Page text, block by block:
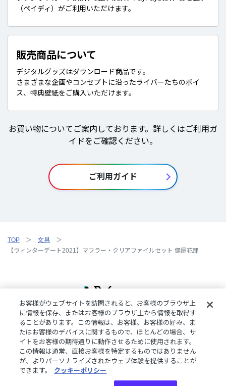
（ペイディ）がご利用いただけます。
販売商品について
デジタルグッズはダウンロード商品です。
さまざまな企画やコンセプトに沿ったライバーたちのボイ
ス、特典壁紙をご購入いただけます。
お買い物についてご案内しております。詳しくはご利用ガ
イドをご確認ください。
ご利用ガイド
TOP
文具
【ウィンターデート2021】マフラー・クリアファイルセット 健屋花那
ご利用規約プライバシーポリシー
特定商取引法に基づく表記
ご利用ガイドよくある質問お問い合わせにじさんじ公式サイト
クッキーの詳細
お客様がウェブサイトを訪問されると、お客様のブラウザ上
に情報を保存、またはお客様のブラウザ上から情報を取得す
ることがあります。この情報は、お客様、お客様の好み、ま
たはお客様のデバイスに関するもので、ほとんどの場合、サ
イトをお客様の期待通りに動作させるために使用されます。
この情報は通常、直接お客様を特定するものではありません
が、よりパーソナライズされたウェブ体験を提供することが
できます。
クッキーポリシー